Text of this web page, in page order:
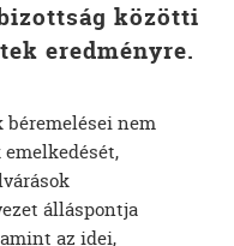
közötti
eredményre.
nem
álláspontja
az idei,